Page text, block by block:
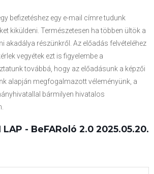
befizetéshez egy e-mail címre tudunk
kiküldeni. Természetesen ha többen ültök a
akadálya részünkről. Az előadás felvételéhez
vegyétek ezt is figyelembe a
továbbá, hogy az előadásunk a képzői
alapján megfogalmazott véleményünk, a
bármilyen hivatalos
LAP - BeFARoló 2.0 2025.05.20.